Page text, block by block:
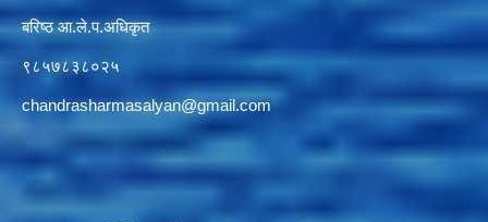
बरिष्ठ आ.ले.प.अधिकृत
९८५७८३८०२५
chandrasharmasalyan@gmail.com